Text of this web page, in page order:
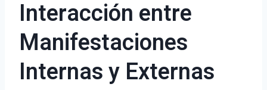
Interacción entre
Manifestaciones
Internas y Externas